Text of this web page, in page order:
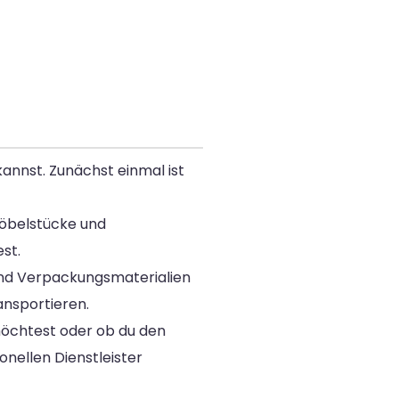
Zunächst einmal ist
und
Verpackungsmaterialien
oder ob du den
Dienstleister